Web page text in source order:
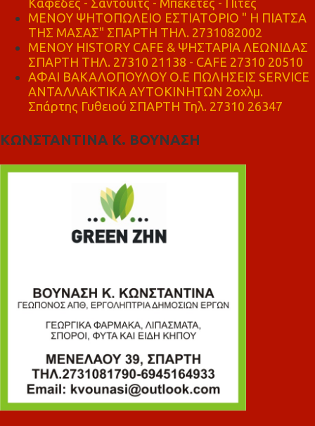
Καφέδες - Σάντουιτς - Μπεκέτες - Πίτες
ΜΕΝΟΥ ΨΗΤΟΠΩΛΕΙΟ ΕΣΤΙΑΤΟΡΙΟ " Η ΠΙΑΤΣΑ
ΤΗΣ ΜΑΣΑΣ" ΣΠΑΡΤΗ ΤΗΛ. 2731082002
ΜΕΝΟΥ HISTORY CAFE & ΨΗΣΤΑΡΙΑ ΛΕΩΝΙΔΑΣ
ΣΠΑΡΤΗ ΤΗΛ. 27310 21138 - CAFE 27310 20510
ΑΦΑΙ ΒΑΚΑΛΟΠΟΥΛΟΥ Ο.Ε ΠΩΛΗΣΕΙΣ SERVICE
ΑΝΤΑΛΛΑΚΤΙΚΑ ΑΥΤΟΚΙΝΗΤΩΝ 2οχλμ.
Σπάρτης Γυθειού ΣΠΑΡΤΗ Τηλ. 27310 26347
ΚΩΝΣΤΑΝΤΙΝΑ Κ. ΒΟΥΝΑΣΗ